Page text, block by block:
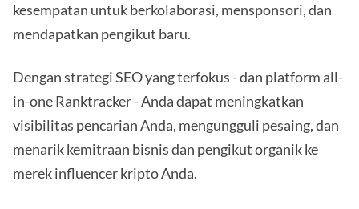
kesempatan untuk berkolaborasi, mensponsori, dan
mendapatkan pengikut baru.
Dengan strategi SEO yang terfokus - dan platform all-
in-one Ranktracker - Anda dapat meningkatkan
visibilitas pencarian Anda, mengungguli pesaing, dan
menarik kemitraan bisnis dan pengikut organik ke
merek influencer kripto Anda.